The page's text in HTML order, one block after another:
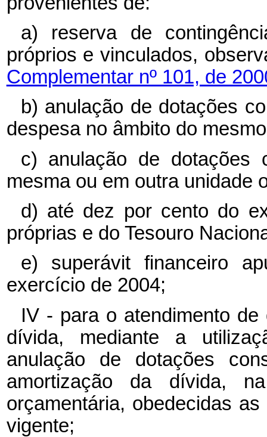
a) reserva de
próprios e vinculados,
Complementar nº 101, de
b) anulação de dotações
despesa no âmbito do
c) anulação de dotações
mesma ou em outra unidade
d) até dez por cento do
próprias e do Tesouro
e) superávit financeiro
exercício de 2004;
IV - para o atendimento
dívida, mediante a
anulação de dotações
amortização da dívida,
orçamentária, obedecidas
vigente;